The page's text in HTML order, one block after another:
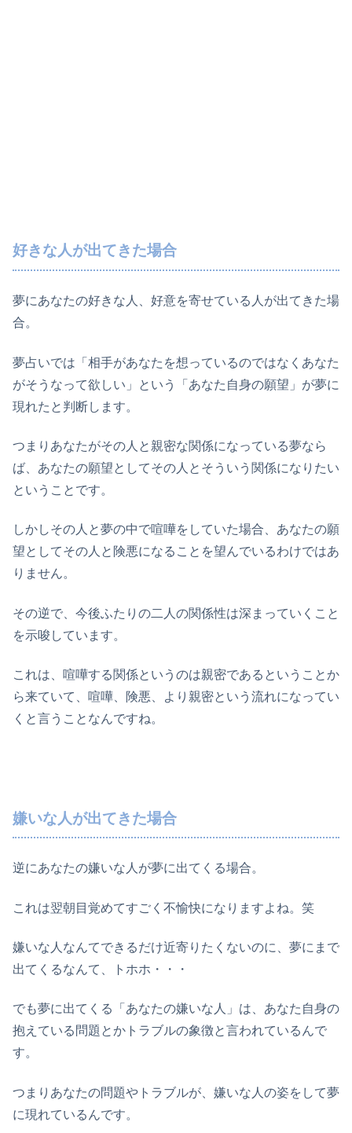
好きな人が出てきた場合
夢にあなたの好きな人、好意を寄せている人が出てきた場
合。
夢占いでは「相手があなたを想っているのではなくあなた
がそうなって欲しい」という「あなた自身の願望」が夢に
現れたと判断します。
つまりあなたがその人と親密な関係になっている夢なら
ば、あなたの願望としてその人とそういう関係になりたい
ということです。
しかしその人と夢の中で喧嘩をしていた場合、あなたの願
望としてその人と険悪になることを望んでいるわけではあ
りません。
その逆で、今後ふたりの二人の関係性は深まっていくこと
を示唆しています。
これは、喧嘩する関係というのは親密であるということか
ら来ていて、喧嘩、険悪、より親密という流れになってい
くと言うことなんですね。
嫌いな人が出てきた場合
逆にあなたの嫌いな人が夢に出てくる場合。
これは翌朝目覚めてすごく不愉快になりますよね。笑
嫌いな人なんてできるだけ近寄りたくないのに、夢にまで
出てくるなんて、トホホ・・・
でも夢に出てくる「あなたの嫌いな人」は、あなた自身の
抱えている問題とかトラブルの象徴と言われているんで
す。
つまりあなたの問題やトラブルが、嫌いな人の姿をして夢
に現れているんです。